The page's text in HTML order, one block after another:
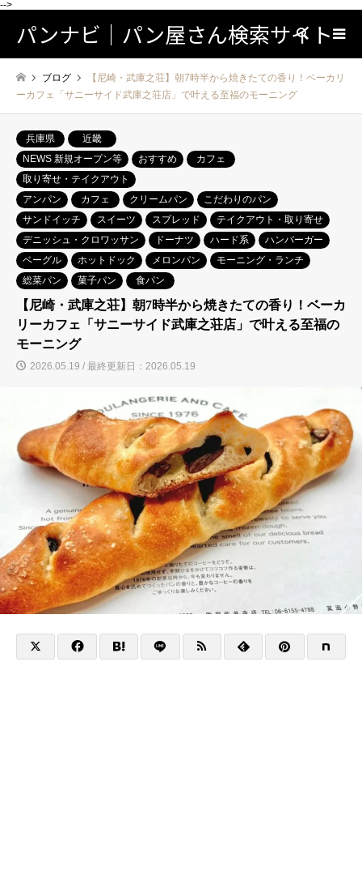
-->
パンナビ｜パン屋さん検索サイト検索
ブログ
【尼崎・武庫之荘】朝7時半から焼きたての香り！ベーカリ
ーカフェ「サニーサイド武庫之荘店」で叶える至福のモーニング
兵庫県
近畿
NEWS 新規オープン等
おすすめ
カフェ
取り寄せ・テイクアウト
アンパン
カフェ クリームパン
こだわりのパン
サンドイッチ
スイーツ スプレッド
テイクアウト・取り寄せ
デニッシュ・クロワッサン
ドーナツ ハード系
ハンバーガー
ベーグル
ホットドック メロンパン
モーニング・ランチ
総菜パン
菓子パン 食パン
【尼崎・武庫之荘】朝7時半から焼きたての香り！ベーカ
リーカフェ「サニーサイド武庫之荘店」で叶える至福の
モーニング
2026.05.19 / 最終更新日：2026.05.19